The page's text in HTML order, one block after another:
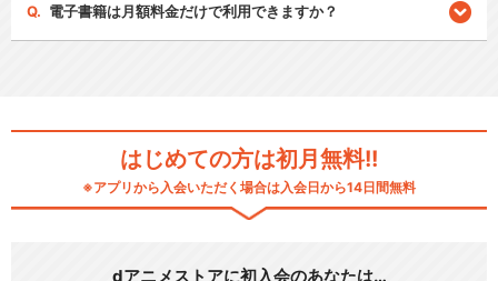
電子書籍は月額料金だけで利用できますか？
はじめての方は初月無料!!
※アプリから入会いただく場合は入会日から14日間無料
dアニメストアに初入会のあなたは…